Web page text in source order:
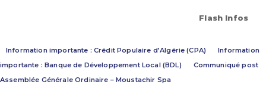
Flash Infos
Information importante : Crédit Populaire d’Algérie (CPA)
Information
importante : Banque de Développement Local (BDL)
Communiqué post
Assemblée Générale Ordinaire – Moustachir Spa